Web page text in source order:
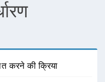
करने की क्रिया